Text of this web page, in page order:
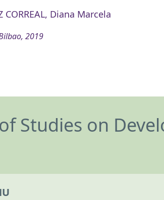
CORREAL, Diana Marcela
2019
Studies on